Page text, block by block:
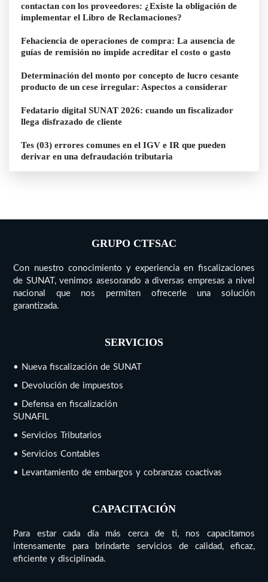
contactan con los proveedores: ¿Existe la obligación de
implementar el Libro de Reclamaciones?
Fehaciencia de operaciones de compra: La ausencia de
guías de remisión no impide acreditar el costo o gasto
Determinación del monto por concepto de lucro cesante
producto de un cese irregular: Aspectos a considerar
Fedatario digital SUNAT 2026: cuando un fiscalizador
llega disfrazado de cliente
Tes (03) errores comunes en el IGV e IR que pueden
derivar en una defraudación tributaria
GRUPO CTFSAC
Con nuestro conocimiento y experiencia en fiscalizaciones
de SUNAT, venimos asesorando a diversas empresas a nivel
nacional que nos permiten ofrecerle una solución
garantizada.
SERVICIOS
• Nueva fiscalización de SUNAT
• Devolución de impuestos
• Defensa en fiscalización
SUNAFIL
• Servicios Tributarios
• Servicios Contables
• Levantamiento de embargos y cobranzas coactivas
CAPACITACIÓN
Para estar cada día más cerca de ti, nos capacitamos
intensamente para brindarte servicios de calidad, eficaz,
eficiente y disciplinada.